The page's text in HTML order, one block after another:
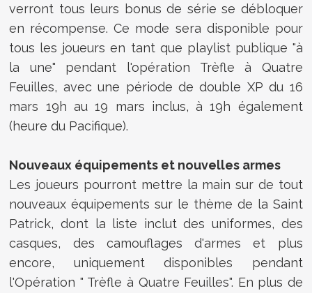
verront tous leurs bonus de série se débloquer
en récompense. Ce mode sera disponible pour
tous les joueurs en tant que playlist publique "à
la une" pendant l'opération Trèfle à Quatre
Feuilles, avec une période de double XP du 16
mars 19h au 19 mars inclus, à 19h également
(heure du Pacifique).
Nouveaux équipements et nouvelles armes
Les joueurs pourront mettre la main sur de tout
nouveaux équipements sur le thème de la Saint
Patrick, dont la liste inclut des uniformes, des
casques, des camouflages d'armes et plus
encore, uniquement disponibles pendant
l'Opération " Trèfle à Quatre Feuilles". En plus de